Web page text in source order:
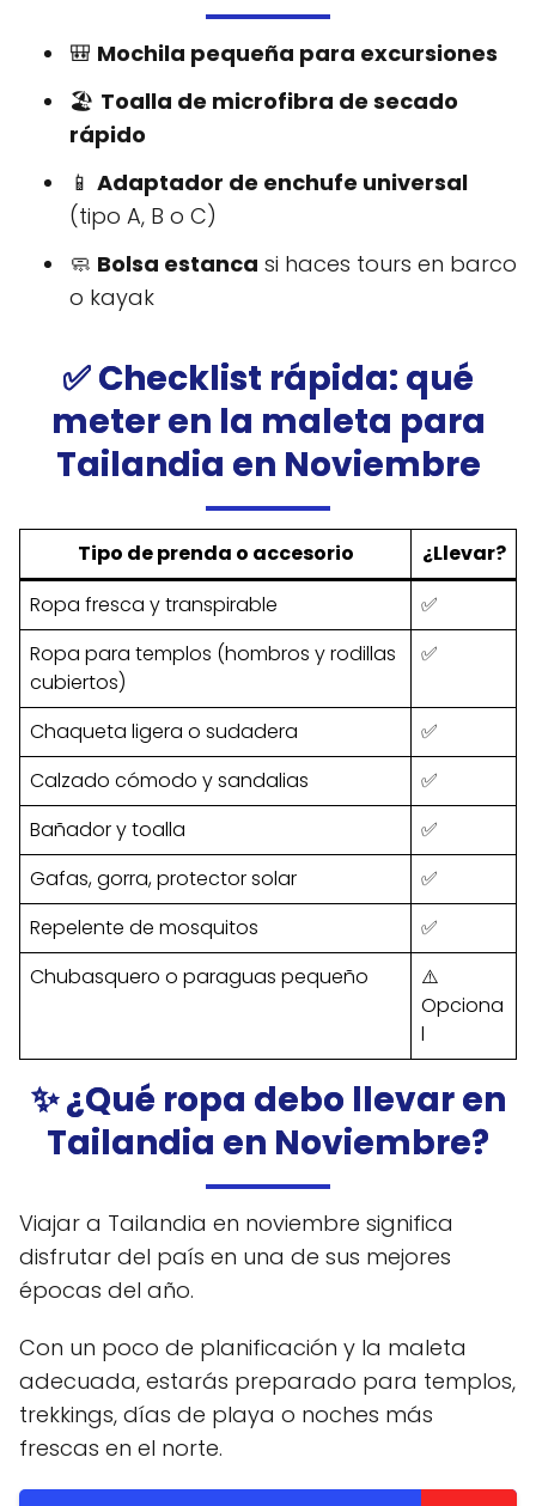
🎒 Mochila pequeña para excursiones
🏖️ Toalla de microfibra de secado
rápido
📱 Adaptador de enchufe universal
(tipo A, B o C)
🧼 Bolsa estanca si haces tours en barco
o kayak
✅ Checklist rápida: qué
meter en la maleta para
Tailandia en Noviembre
Tipo de prenda o accesorio
¿Llevar?
Ropa fresca y transpirable
✅
Ropa para templos (hombros y rodillas
cubiertos)
✅
Chaqueta ligera o sudadera
✅
Calzado cómodo y sandalias
✅
Bañador y toalla
✅
Gafas, gorra, protector solar
✅
Repelente de mosquitos
✅
Chubasquero o paraguas pequeño
⚠️
Opciona
l
✨ ¿Qué ropa debo llevar en
Tailandia en Noviembre?
Viajar a Tailandia en noviembre significa
disfrutar del país en una de sus mejores
épocas del año.
Con un poco de planificación y la maleta
adecuada, estarás preparado para templos,
trekkings, días de playa o noches más
frescas en el norte.